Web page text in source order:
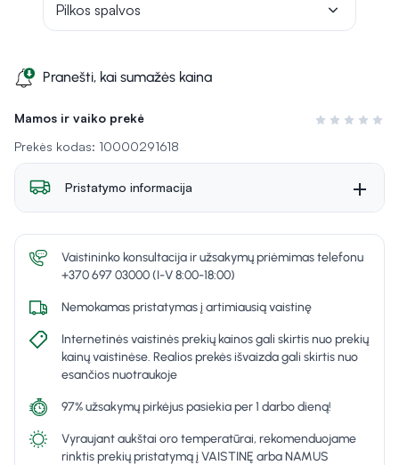
Mamos ir vaiko prekė
Įvertinimas 0
Prekės kodas: 10000291618
Pranešti, kai sumažės kaina
Pilkos spalvos
Pristatymo informacija
Vaistininko konsultacija ir užsakymų priėmimas telefonu
+370 697 03000 (I-V 8:00-18:00)
Nemokamas pristatymas į artimiausią vaistinę
Internetinės vaistinės prekių kainos gali skirtis nuo prekių
kainų vaistinėse. Realios prekės išvaizda gali skirtis nuo
esančios nuotraukoje
97% užsakymų pirkėjus pasiekia per 1 darbo dieną!
Vyraujant aukštai oro temperatūrai, rekomenduojame
rinktis prekių pristatymą į VAISTINĘ arba NAMUS